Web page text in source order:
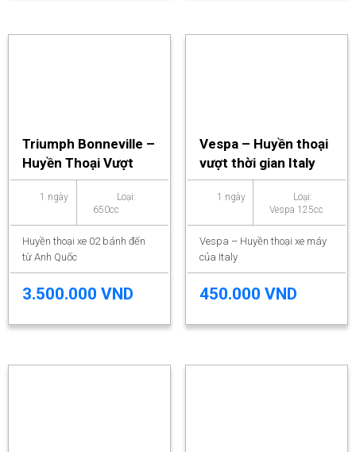
Triumph Bonneville –
Huyền Thoại Vượt
Thời Gian
1 ngày
Loại:
650cc
Huyền thoại xe 02 bánh đến
từ Anh Quốc
3.500.000 VND
Vespa – Huyền thoại
vượt thời gian Italy
1 ngày
Loại:
Vespa 125cc
Vespa – Huyền thoại xe máy
của Italy
450.000 VND